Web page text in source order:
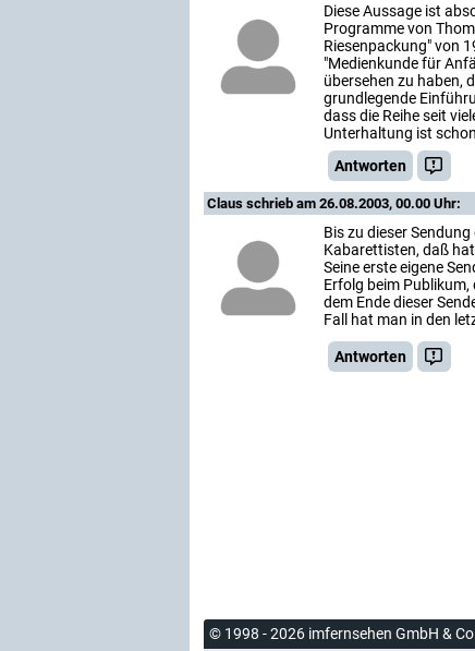
Diese Aussage ist
Programme von
Riesenpackung" von
"Medienkunde für
übersehen zu haben,
grundlegende
dass die Reihe seit
Unterhaltung ist
Antworten
Claus schrieb am 26.08.2003, 00.00 Uhr:
Bis zu dieser
Kabarettisten, daß
Seine erste eigene
Erfolg beim Publikum,
dem Ende dieser
Fall hat man in den
Antworten
© 1998 - 2026 imfernsehen GmbH &